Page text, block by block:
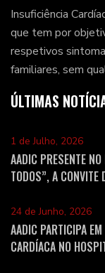
Insuficiência
que tem por
respetivos
familiares, sem
ÚLTIMAS
1 de Julho, 2026
AADIC PRESENTE
TODOS”, A CONVITE
24 de Junho, 2026
AADIC PARTICIPA
CARDÍACA NO